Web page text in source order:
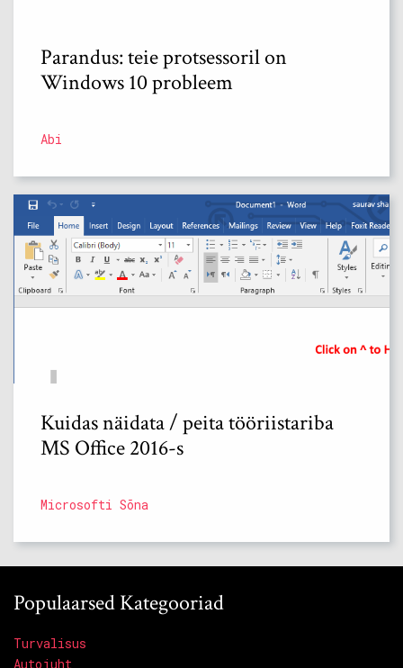
Parandus: teie protsessoril on
Windows 10 probleem
Abi
Kuidas näidata / peita tööriistariba
MS Office 2016-s
Microsofti Sõna
Populaarsed Kategooriad
Turvalisus
Autojuht